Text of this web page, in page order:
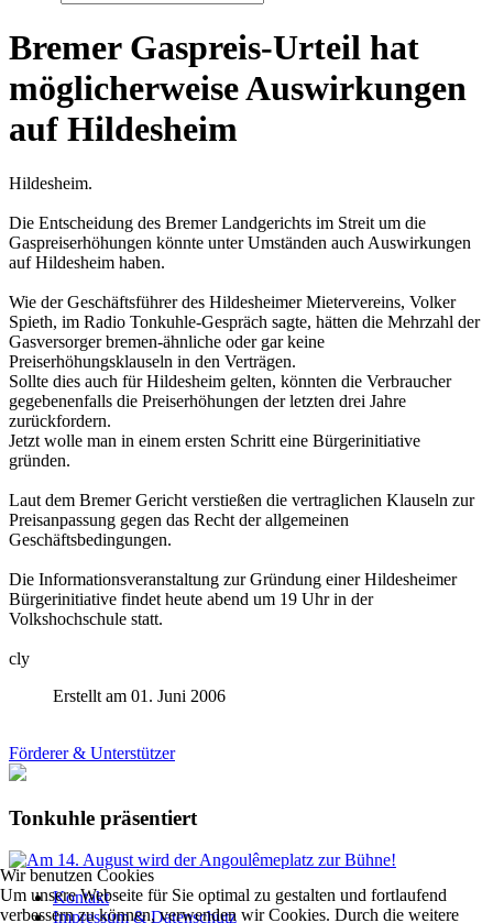
Bremer Gaspreis-Urteil hat
möglicherweise Auswirkungen
auf Hildesheim
Hildesheim.
Die Entscheidung des Bremer Landgerichts im Streit um die
Gaspreiserhöhungen könnte unter Umständen auch Auswirkungen
auf Hildesheim haben.
Wie der Geschäftsführer des Hildesheimer Mietervereins, Volker
Spieth, im Radio Tonkuhle-Gespräch sagte, hätten die Mehrzahl der
Gasversorger bremen-ähnliche oder gar keine
Preiserhöhungsklauseln in den Verträgen.
Sollte dies auch für Hildesheim gelten, könnten die Verbraucher
gegebenenfalls die Preiserhöhungen der letzten drei Jahre
zurückfordern.
Jetzt wolle man in einem ersten Schritt eine Bürgerinitiative
gründen.
Laut dem Bremer Gericht verstießen die vertraglichen Klauseln zur
Preisanpassung gegen das Recht der allgemeinen
Geschäftsbedingungen.
Die Informationsveranstaltung zur Gründung einer Hildesheimer
Bürgerinitiative findet heute abend um 19 Uhr in der
Volkshochschule statt.
cly
Erstellt am 01. Juni 2006
Förderer & Unterstützer
Tonkuhle präsentiert
Kontakt
Impressum & Datenschutz
Wir benutzen Cookies
Um unsere Webseite für Sie optimal zu gestalten und fortlaufend
verbessern zu können, verwenden wir Cookies. Durch die weitere